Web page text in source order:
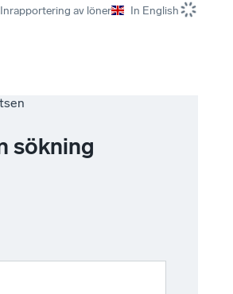
Inrapportering av löner In English
sökning